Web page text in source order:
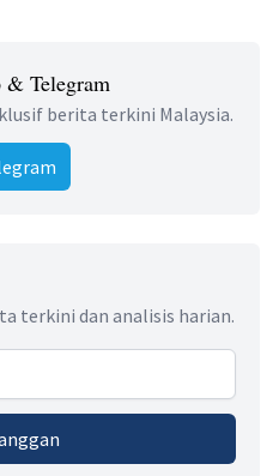
Telegram
berita terkini Malaysia.
terkini dan analisis harian.